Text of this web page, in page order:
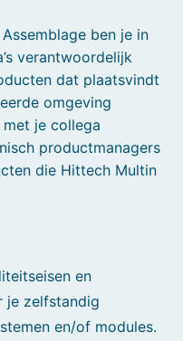
ben je in
verantwoordelijk
dat plaatsvindt
omgeving
je collega
productmanagers
die Hittech Multin
en
je zelfstandig
en/of modules.